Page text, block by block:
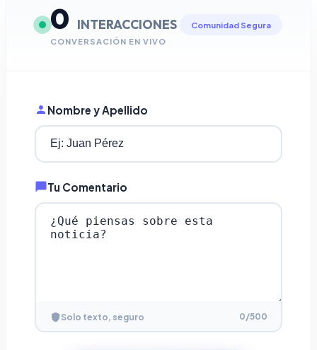
0 INTERACCIONES
CONVERSACIÓN EN VIVO
Comunidad Segura
Nombre y Apellido
Tu Comentario
Solo texto, seguro 0/500